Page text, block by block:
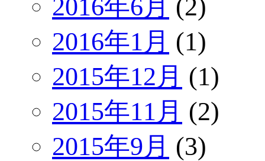
2016年6月 (2)
2016年1月 (1)
2015年12月 (1)
2015年11月 (2)
2015年9月 (3)